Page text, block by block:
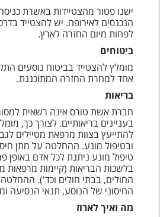
ישנו פטור מהצטיידות באשרת
לפחות מיום החזרה לארץ.
ביטוחים
מומלץ להצטייד בביטוח נוסעים
אחד למחרת החזרה המתוכננת.
בריאות
חברת אשת טורס אינה רשאית
בעניינים בריאותיים. לצורך כך,
להתייעץ בצוות מרפאת מטיילים
ובטיפול מונע. ההחלטה על מתן
טיפול מונע ניתנת לכל אדם באופן
בלשכות הבריאות (קיימות מרפאות
החולים, בבתי חולים וכד').
החיסוני של הנוסע, תנאי הנסיעה
מה ואיך לארוז